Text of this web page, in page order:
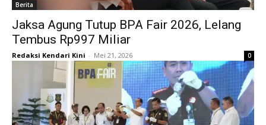
Berita
Jaksa Agung Tutup BPA Fair 2026, Lelang
Tembus Rp997 Miliar
Redaksi Kendari Kini - Mei 21, 2026 0